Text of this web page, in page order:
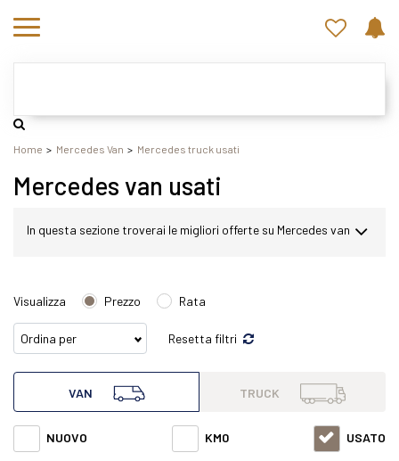
Home Mercedes Van Mercedes truck usati
Mercedes van usati
In questa sezione troverai le migliori offerte su Mercedes van
fasce di prezzi ed equipaggiamenti in grado di soddisfare
qualsiasi esigenza di comfort o prestazione.
Visualizza Prezzo Rata
Resetta filtri
VAN TRUCK
NUOVO KM0 USATO